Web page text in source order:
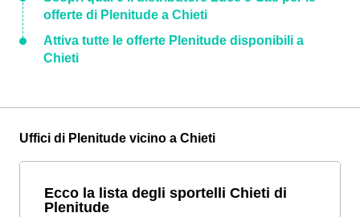
offerte di Plenitude a Chieti
Attiva tutte le offerte Plenitude disponibili a
Chieti
Uffici di Plenitude vicino a Chieti
Ecco la lista degli sportelli Chieti di
Plenitude